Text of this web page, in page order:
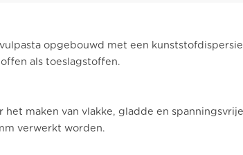
opgebouwd met een
als toeslagstoffen.
maken van vlakke, gladde en
verwerkt worden.